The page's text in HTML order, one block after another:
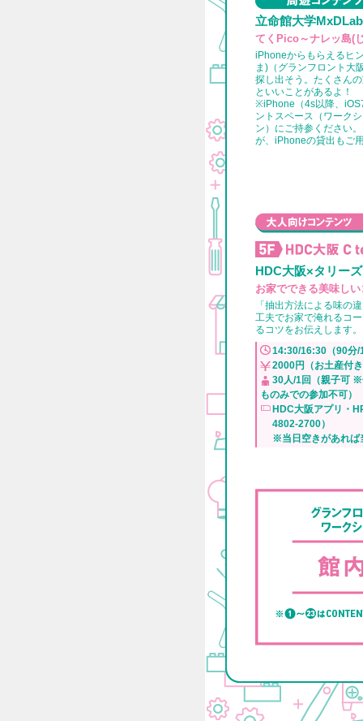
立命館大学
てくPico～ナレッ島(
iPhoneからもらえるヒ
ま)（グランフロント大
探し出そう。たくさん
といいことがあるよ！
※iPhone（4s以降、
ントスペース（ワーク
ン）にご持参ください
が、iPhoneの貸出もご
HDC大阪×タリー
お家でできる美味し
「抽出方法による味の
工夫でお家で淹れるコ
るコツをお伝えします。
14:30/16:30（90分/
2000円（お土産付
30人/1回（親子可
ものみでの参加不可）
HDC大阪アプリ・
4802-2700）
※当日空きがあれば